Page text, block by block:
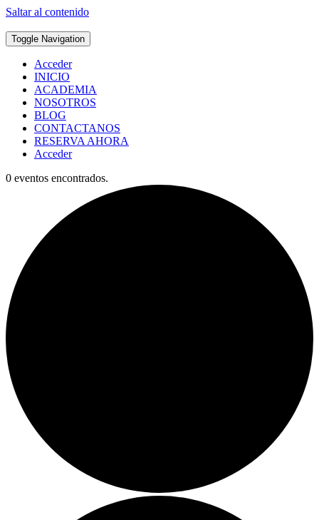
Saltar al contenido
Toggle Navigation
Acceder
INICIO
ACADEMIA
NOSOTROS
BLOG
CONTACTANOS
RESERVA AHORA
Acceder
0 eventos encontrados.